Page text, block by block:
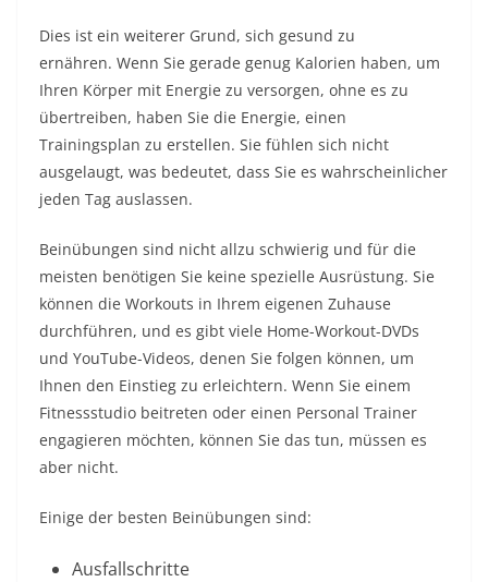
Dies ist ein weiterer Grund, sich gesund zu
ernähren. Wenn Sie gerade genug Kalorien haben, um
Ihren Körper mit Energie zu versorgen, ohne es zu
übertreiben, haben Sie die Energie, einen
Trainingsplan zu erstellen. Sie fühlen sich nicht
ausgelaugt, was bedeutet, dass Sie es wahrscheinlicher
jeden Tag auslassen.
Beinübungen sind nicht allzu schwierig und für die
meisten benötigen Sie keine spezielle Ausrüstung. Sie
können die Workouts in Ihrem eigenen Zuhause
durchführen, und es gibt viele Home-Workout-DVDs
und YouTube-Videos, denen Sie folgen können, um
Ihnen den Einstieg zu erleichtern. Wenn Sie einem
Fitnessstudio beitreten oder einen Personal Trainer
engagieren möchten, können Sie das tun, müssen es
aber nicht.
Einige der besten Beinübungen sind:
Ausfallschritte